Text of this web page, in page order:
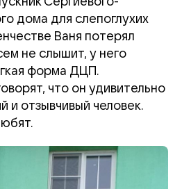
дома для слепоглухих
Ваня потерял
не слышит, у него
форма ДЦП.
что он удивительно
и отзывчивый человек.